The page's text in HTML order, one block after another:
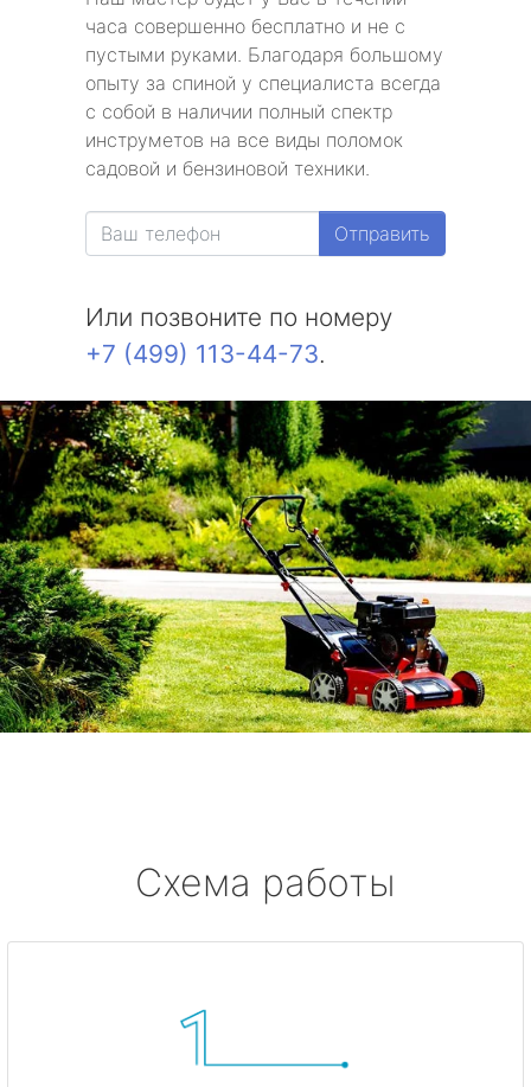
часа совершенно бесплатно и не с
пустыми руками. Благодаря большому
опыту за спиной у специалиста всегда
с собой в наличии полный спектр
инструметов на все виды поломок
садовой и бензиновой техники.
Отправить
Или позвоните по номеру
+7 (499) 113-44-73.
Схема работы